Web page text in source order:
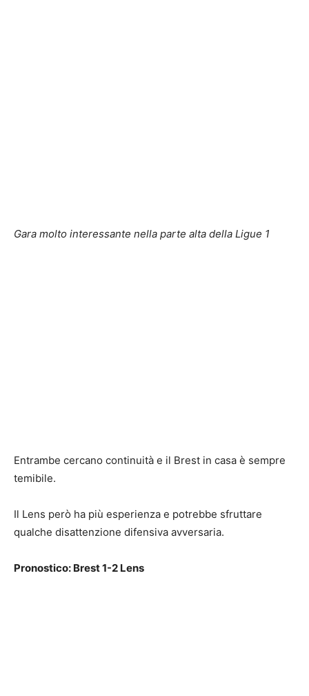
Gara molto interessante nella parte alta della Ligue 1
Entrambe cercano continuità e il Brest in casa è sempre
temibile.
Il Lens però ha più esperienza e potrebbe sfruttare
qualche disattenzione difensiva avversaria.
Pronostico: Brest 1-2 Lens